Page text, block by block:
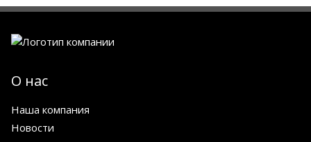
О нас
Наша компания
Новости